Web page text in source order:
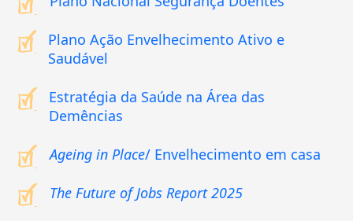
Plano Ação Envelhecimento Ativo e
Saudável
Estratégia da Saúde na Área das
Demências
Ageing in Place/ Envelhecimento em casa
The Future of Jobs Report 2025